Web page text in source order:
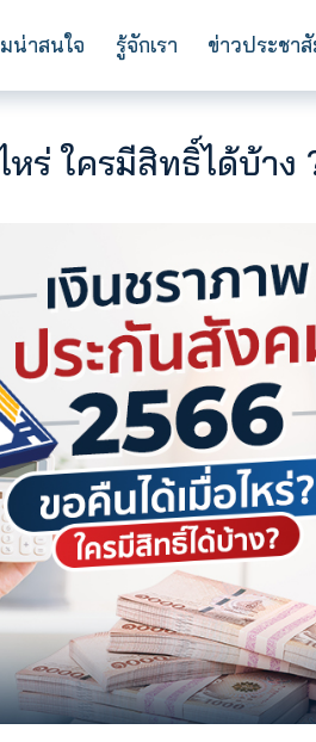
ค้า บทความน่าสนใจ รู้จั
ด้เมื่อไหร่ ใครมี